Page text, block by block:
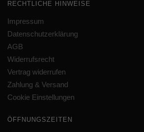
RECHTLICHE HINWEISE
Impressum
Datenschutzerklärung
AGB
Widerrufsrecht
Vertrag widerrufen
Zahlung & Versand
Cookie Einstellungen
ÖFFNUNGSZEITEN